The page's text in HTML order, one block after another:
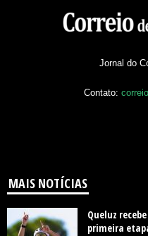
Jornal do
Contato:
MAIS NOTÍCIAS
Queluz
primeira